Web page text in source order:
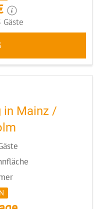
CODE: MZ079
in Mainz /